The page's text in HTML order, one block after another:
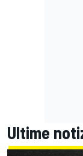
Ultime